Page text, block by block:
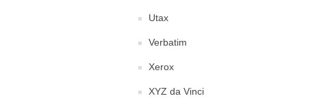
Utax
Verbatim
Xerox
XYZ da Vinci